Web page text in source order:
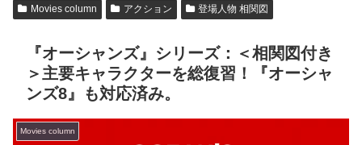
Movies column アクション 登場人物 相関図
『オーシャンズ』シリーズ：＜相関図付き
＞主要キャラクターを総復習！『オーシャ
ンズ8』も対応済み。
Movies column